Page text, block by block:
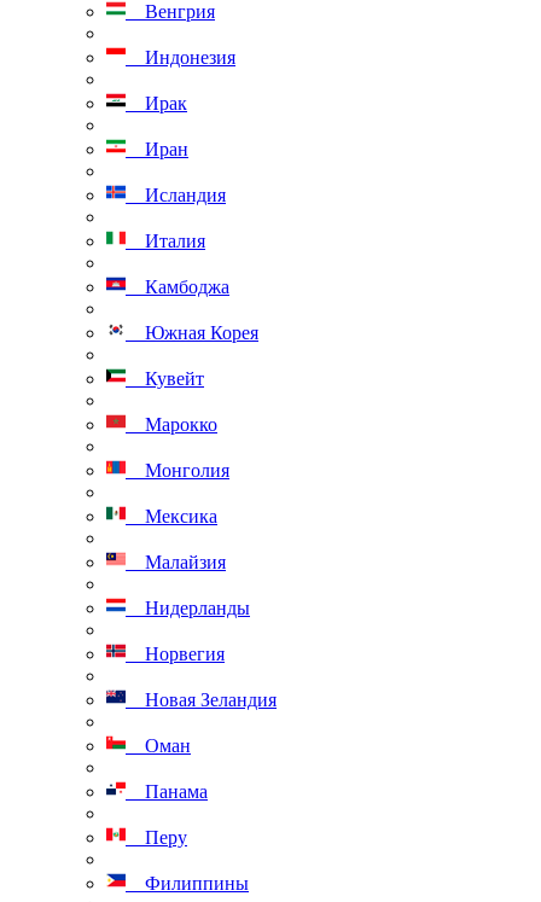
Венгрия
Индонезия
Ирак
Иран
Исландия
Италия
Камбоджа
Южная Корея
Кувейт
Марокко
Монголия
Мексика
Малайзия
Нидерланды
Норвегия
Новая Зеландия
Оман
Панама
Перу
Филиппины